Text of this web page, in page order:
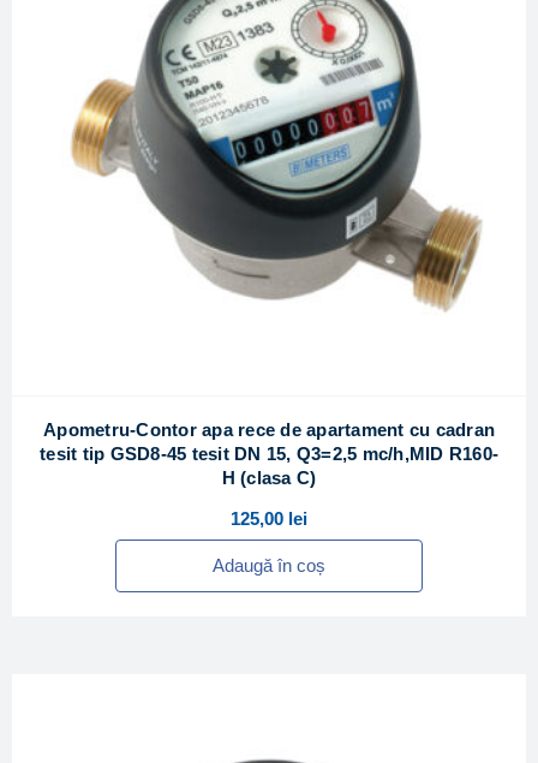
Apometru-Contor apa rece de apartament cu cadran
tesit tip GSD8-45 tesit DN 15, Q3=2,5 mc/h,MID R160-
H (clasa C)
125,00 lei
Adaugă în coș